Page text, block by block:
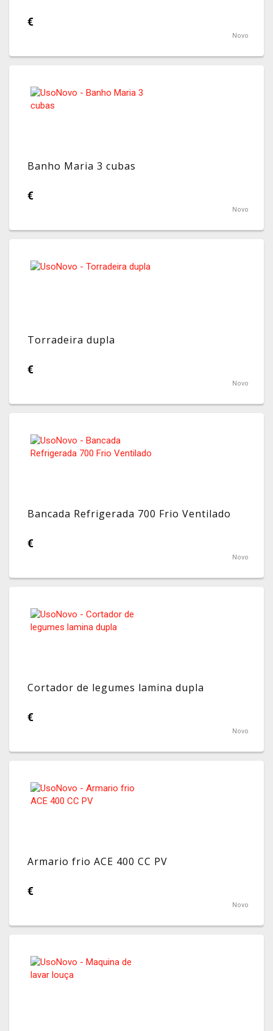
€
Novo
Banho Maria 3 cubas
€
Novo
Torradeira dupla
€
Novo
Bancada Refrigerada 700 Frio Ventilado
€
Novo
Cortador de legumes lamina dupla
€
Novo
Armario frio ACE 400 CC PV
€
Novo